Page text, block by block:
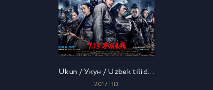
Ukun / Укун / Uzbek tilida / O'zbekcha tarjima
2017 HD